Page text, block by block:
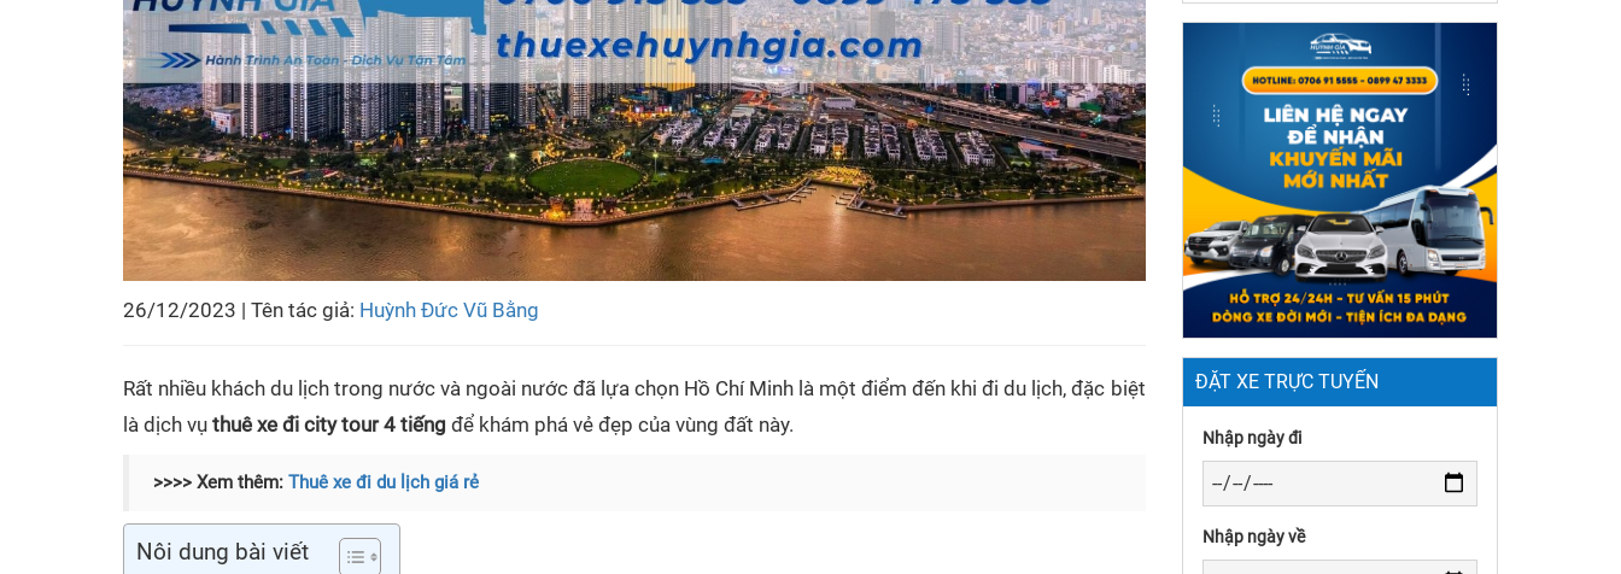
26/12/2023 | Tên tác giả: Huỳnh Đức Vũ Bằng
Rất nhiều khách du lịch trong nước và ngoài nước đã lựa chọn Hồ Chí Minh là một điểm đến khi đi du lịch, đặc biệt
là dịch vụ thuê xe đi city tour 4 tiếng để khám phá vẻ đẹp của vùng đất này.
>>>> Xem thêm: Thuê xe đi du lịch giá rẻ
Nôi dung bài viết
ĐẶT XE TRỰC TUYẾN
Nhập ngày đi
Nhập ngày về